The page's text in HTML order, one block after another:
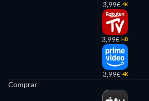
3,99€ 4K
3,99€ HD
3,99€ 4K
Comprar